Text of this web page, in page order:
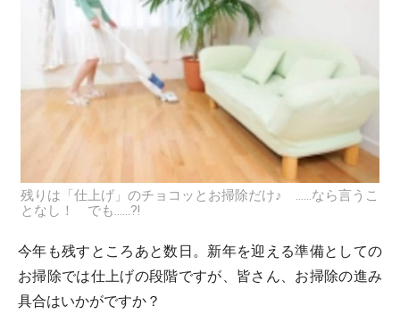
残りは「仕上げ」のチョコッとお掃除だけ♪ ……なら言うこ
となし！ でも……?!
今年も残すところあと数日。新年を迎える準備としての
お掃除では仕上げの段階ですが、皆さん、お掃除の進み
具合はいかがですか？